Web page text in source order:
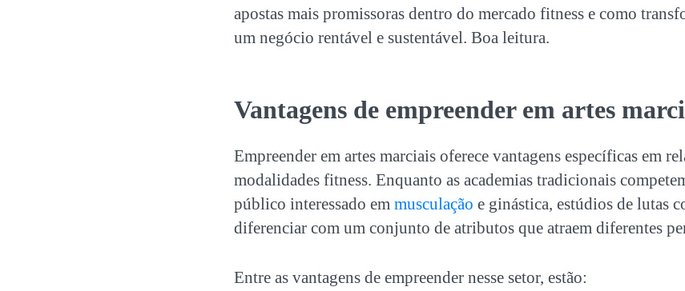
apostas mais promissoras dentro do mercado fitness e como
um negócio rentável e sustentável. Boa leitura.
Vantagens de empreender em artes
Empreender em artes marciais oferece vantagens específicas em
modalidades fitness. Enquanto as academias tradicionais
público interessado em musculação e ginástica, estúdios de lutas
diferenciar com um conjunto de atributos que atraem diferentes
Entre as vantagens de empreender nesse setor, estão: